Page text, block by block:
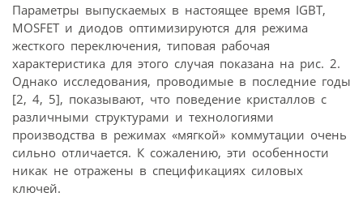
Параметры выпускаемых в настоящее время IGBT,
MOSFET и диодов оптимизируются для режима
жесткого переключения, типовая рабочая
характеристика для этого случая показана на рис. 2.
Однако исследования, проводимые в последние годы
[2, 4, 5], показывают, что поведение кристаллов с
различными структурами и технологиями
производства в режимах «мягкой» коммутации очень
сильно отличается. К сожалению, эти особенности
никак не отражены в спецификациях силовых
ключей.